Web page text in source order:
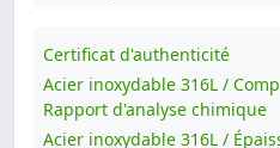
Certificat d'authenticité
Acier inoxydable 316L /
Rapport d'analyse chimique
Acier inoxydable 316L /